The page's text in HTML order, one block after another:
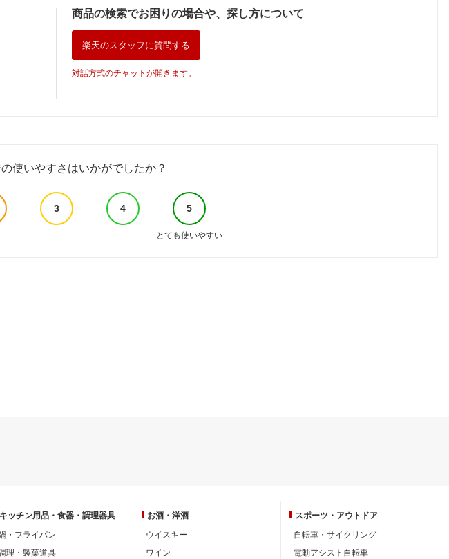
商品の検索でお困りの場合や、探し方について
楽天のスタッフに質問する
対話方式のチャットが開きます。
使いやすさはいかがでしたか？
3 4 5
とても使いやすい
キッチン用品・ 食器・調理器具
・フライパン
理・製菓道具
お酒・洋酒
ウイスキー
ワイン
スポーツ・ アウトドア
自転車・サイクリング
電動アシスト自転車